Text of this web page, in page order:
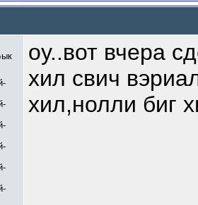
оу..вот вчера
хил свич
хил,нолли биг